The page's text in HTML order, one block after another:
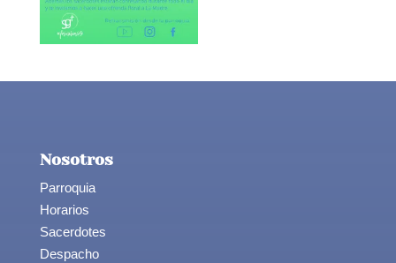
Nosotros
Parroquia
Horarios
Sacerdotes
Despacho